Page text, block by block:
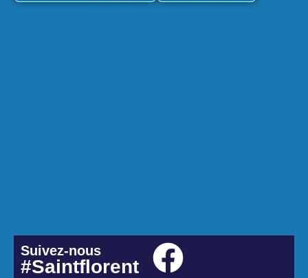
Suivez-nous
#Saintflorent